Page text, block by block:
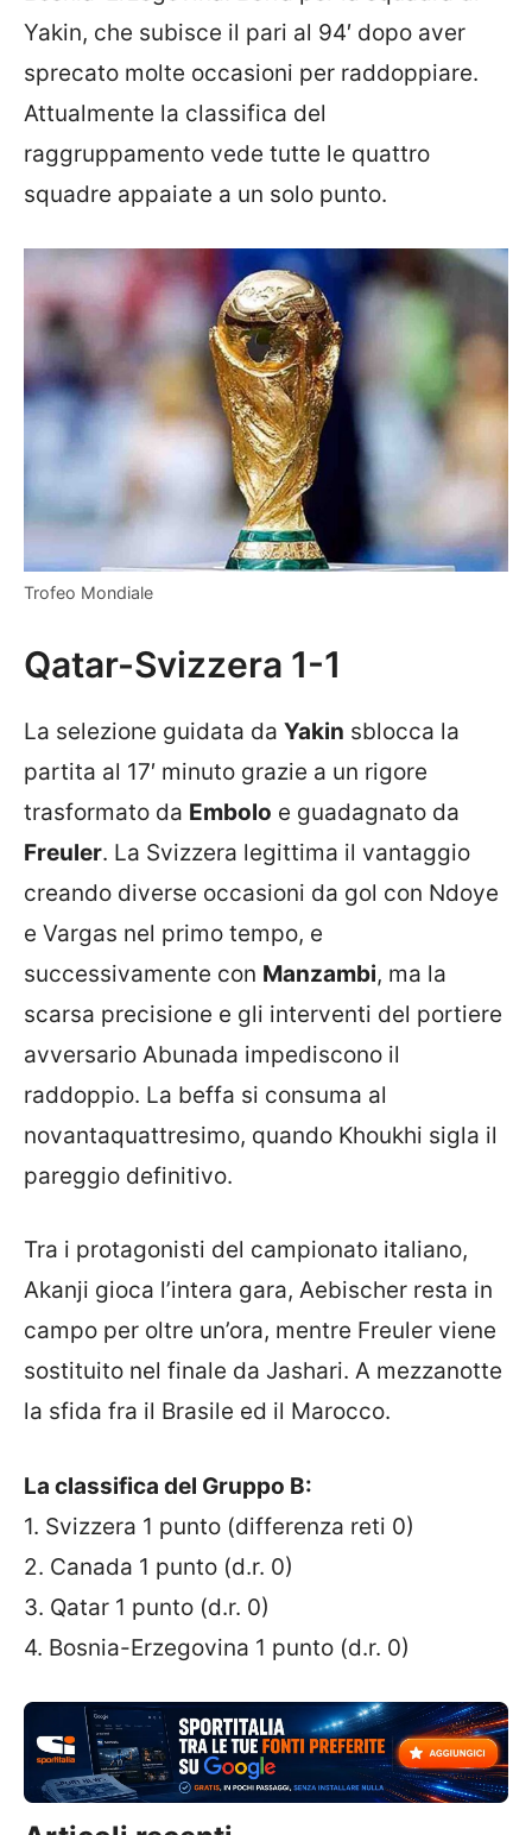
Yakin, che subisce il pari al 94′ dopo aver
sprecato molte occasioni per raddoppiare.
Attualmente la classifica del
raggruppamento vede tutte le quattro
squadre appaiate a un solo punto.
Trofeo Mondiale
Qatar-Svizzera 1-1
La selezione guidata da Yakin sblocca la
partita al 17′ minuto grazie a un rigore
trasformato da Embolo e guadagnato da
Freuler. La Svizzera legittima il vantaggio
creando diverse occasioni da gol con Ndoye
e Vargas nel primo tempo, e
successivamente con Manzambi, ma la
scarsa precisione e gli interventi del portiere
avversario Abunada impediscono il
raddoppio. La beffa si consuma al
novantaquattresimo, quando Khoukhi sigla il
pareggio definitivo.
Tra i protagonisti del campionato italiano,
Akanji gioca l’intera gara, Aebischer resta in
campo per oltre un’ora, mentre Freuler viene
sostituito nel finale da Jashari. A mezzanotte
la sfida fra il Brasile ed il Marocco.
La classifica del Gruppo B:
1. Svizzera 1 punto (differenza reti 0)
2. Canada 1 punto (d.r. 0)
3. Qatar 1 punto (d.r. 0)
4. Bosnia-Erzegovina 1 punto (d.r. 0)